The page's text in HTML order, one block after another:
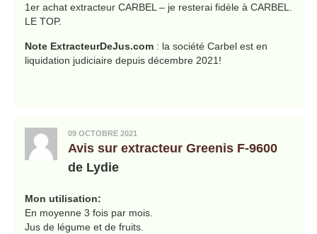
1er achat extracteur CARBEL – je resterai fidèle à CARBEL.
LE TOP.
Note ExtracteurDeJus.com : la société Carbel est en
liquidation judiciaire depuis décembre 2021!
09 OCTOBRE 2021
Avis sur extracteur Greenis F-9600
de Lydie
Mon utilisation:
En moyenne 3 fois par mois.
Jus de légume et de fruits.